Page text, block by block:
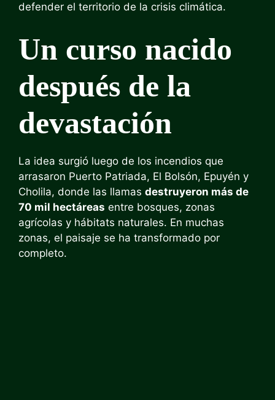
defender el territorio de la crisis climática.
Un curso nacido
después de la
devastación
La idea surgió luego de los incendios que
arrasaron Puerto Patriada, El Bolsón, Epuyén y
Cholila, donde las llamas destruyeron más de
70 mil hectáreas entre bosques, zonas
agrícolas y hábitats naturales. En muchas
zonas, el paisaje se ha transformado por
completo.